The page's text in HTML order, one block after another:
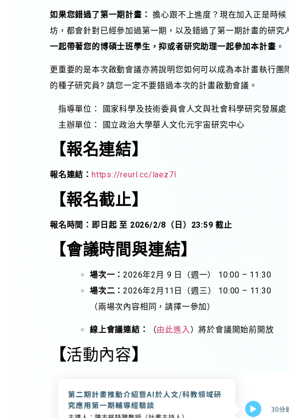
如果您錯過了第一期計畫：擔心跟不上進度？現在加入正是時
坊，都會針對已經參加過第一期，以及錯過了第一期計畫的研究
一起帶著您的博碩士班學生，抑或者研究助理一起參加本計畫 。
更重要的是本次啟動會議亦將說明您如何可以成為本計畫執行
的種子研究員? 請您一定不要錯過本次的計畫啟動會議。
指導單位： 國家科學及技術委員會人文與社會科學研究發展處
主辦單位： 國立政治大學華人文化元宇宙研究中心
【報名連結】
報名連結： https://reurl.cc/laez7l
【報名截止】
報名時間： 即日起 至 2026/2/8（日）23:59 截止
【會議時間與連結】
場次一：2026年2月 9 日（週一） 10:00 – 11:30
場次二：2026年2月11日（週三） 10:00 – 11:30
（兩場次內容相同，請擇一參加）
線上會議連結 ： （由此進入）將於會議開始前開放
【活動內容】